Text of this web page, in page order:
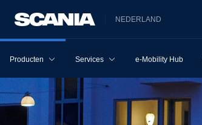
NEDERLAND
Producten Services e-Mobility Hub